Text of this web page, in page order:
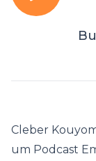
Cleber
um Podcast